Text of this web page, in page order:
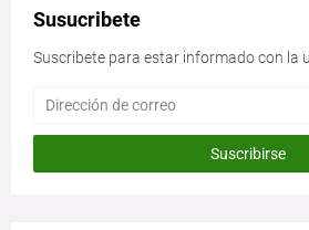
Susucribete
Suscribete para estar informado con la